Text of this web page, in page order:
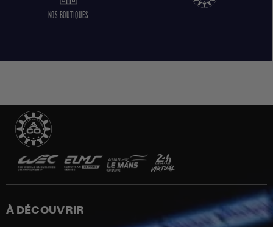
NOS BOUTIQUES
À DÉCOUVRIR